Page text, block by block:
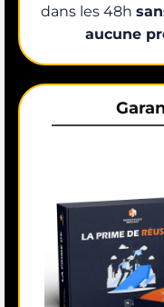
dans les 48h
aucune